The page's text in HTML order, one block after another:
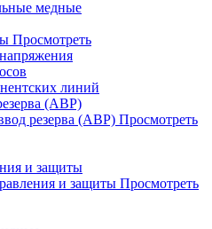
медные
Просмотреть
линий
(АВР)
резерва (АВР) Просмотреть
и защиты
и защиты Просмотреть